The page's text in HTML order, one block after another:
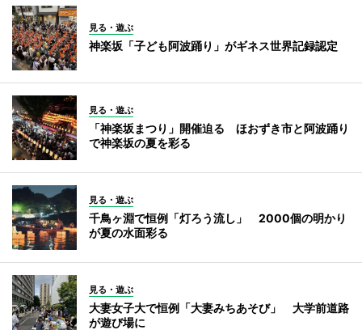
見る・遊ぶ
神楽坂「子ども阿波踊り」がギネス世界記録認定
見る・遊ぶ
「神楽坂まつり」開催迫る ほおずき市と阿波踊り
で神楽坂の夏を彩る
見る・遊ぶ
千鳥ヶ淵で恒例「灯ろう流し」 2000個の明かり
が夏の水面彩る
見る・遊ぶ
大妻女子大で恒例「大妻みちあそび」 大学前道路
が遊び場に